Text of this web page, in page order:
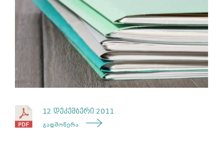
12 დეკემბერი 2011
გადმოწერა